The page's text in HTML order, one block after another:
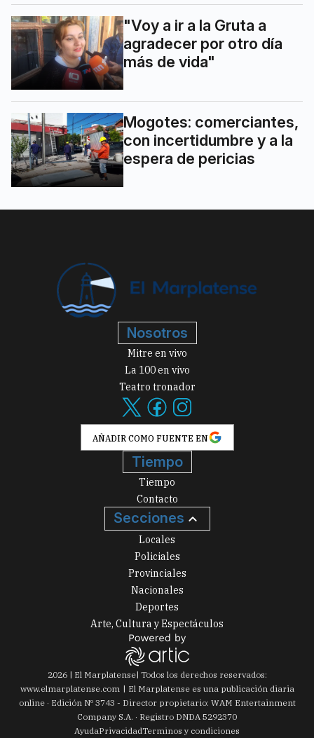
"Voy a ir a la Gruta a
agradecer por otro día
más de vida"
Mogotes: comerciantes,
con incertidumbre y a la
espera de pericias
Nosotros
Mitre en vivo
La 100 en vivo
Teatro tronador
AÑADIR COMO FUENTE EN
Tiempo
Tiempo
Contacto
Secciones
Locales
Policiales
Provinciales
Nacionales
Deportes
Arte, Cultura y Espectáculos
2026| El Marplatense| Todos los derechos reservados:
www.elmarplatense.com
El Marplatense es una publicación diaria
online · Edición Nº 3743 - Director propietario: WAM Entertainment
Company S.A. · Registro DNDA 5292370
AyudaPrivacidadTerminos y condiciones